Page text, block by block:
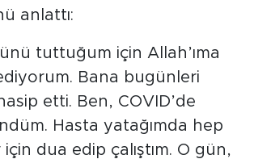
anlattı:
tuttuğum için Allah’ıma
Bana bugünleri
etti. Ben, COVID’de
Hasta yatağımda hep
dua edip çalıştım. O gün,